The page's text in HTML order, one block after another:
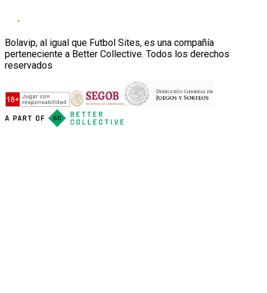
Bolavip, al igual que Futbol Sites, es una compañía
perteneciente a Better Collective. Todos los derechos
reservados